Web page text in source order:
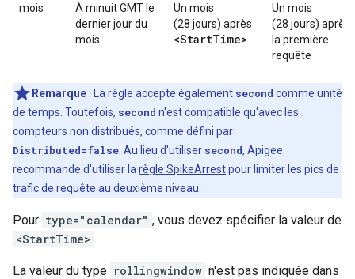
mois
À minuit GMT le
dernier jour du
mois
Un mois
(28 jours) après
<StartTime>
Un mois
(28 jours) après
la première
requête
Remarque : La règle accepte également second comme unité
de temps. Toutefois, second n'est compatible qu'avec les
compteurs non distribués, comme défini par
Distributed=false . Au lieu d'utiliser second, Apigee
recommande d'utiliser la règle SpikeArrestpour limiter les pics de
trafic de requête au deuxième niveau.
Pour type="calendar" , vous devez spécifier la valeur de
<StartTime> .
La valeur du type rollingwindow n'est pas indiquée dans